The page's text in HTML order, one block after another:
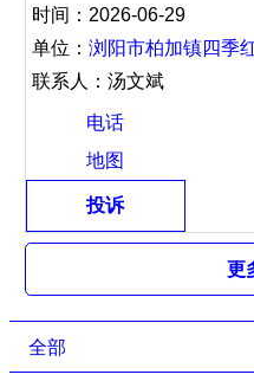
时间：2026-06-29
单位： 浏阳市柏加镇四季
联系人：汤文斌
电话
地图
投诉
更
全部